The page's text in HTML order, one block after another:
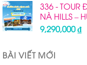
336 - TOUR
NÀ HILLS –
9,290,000₫
BÀI VIẾT MỚI